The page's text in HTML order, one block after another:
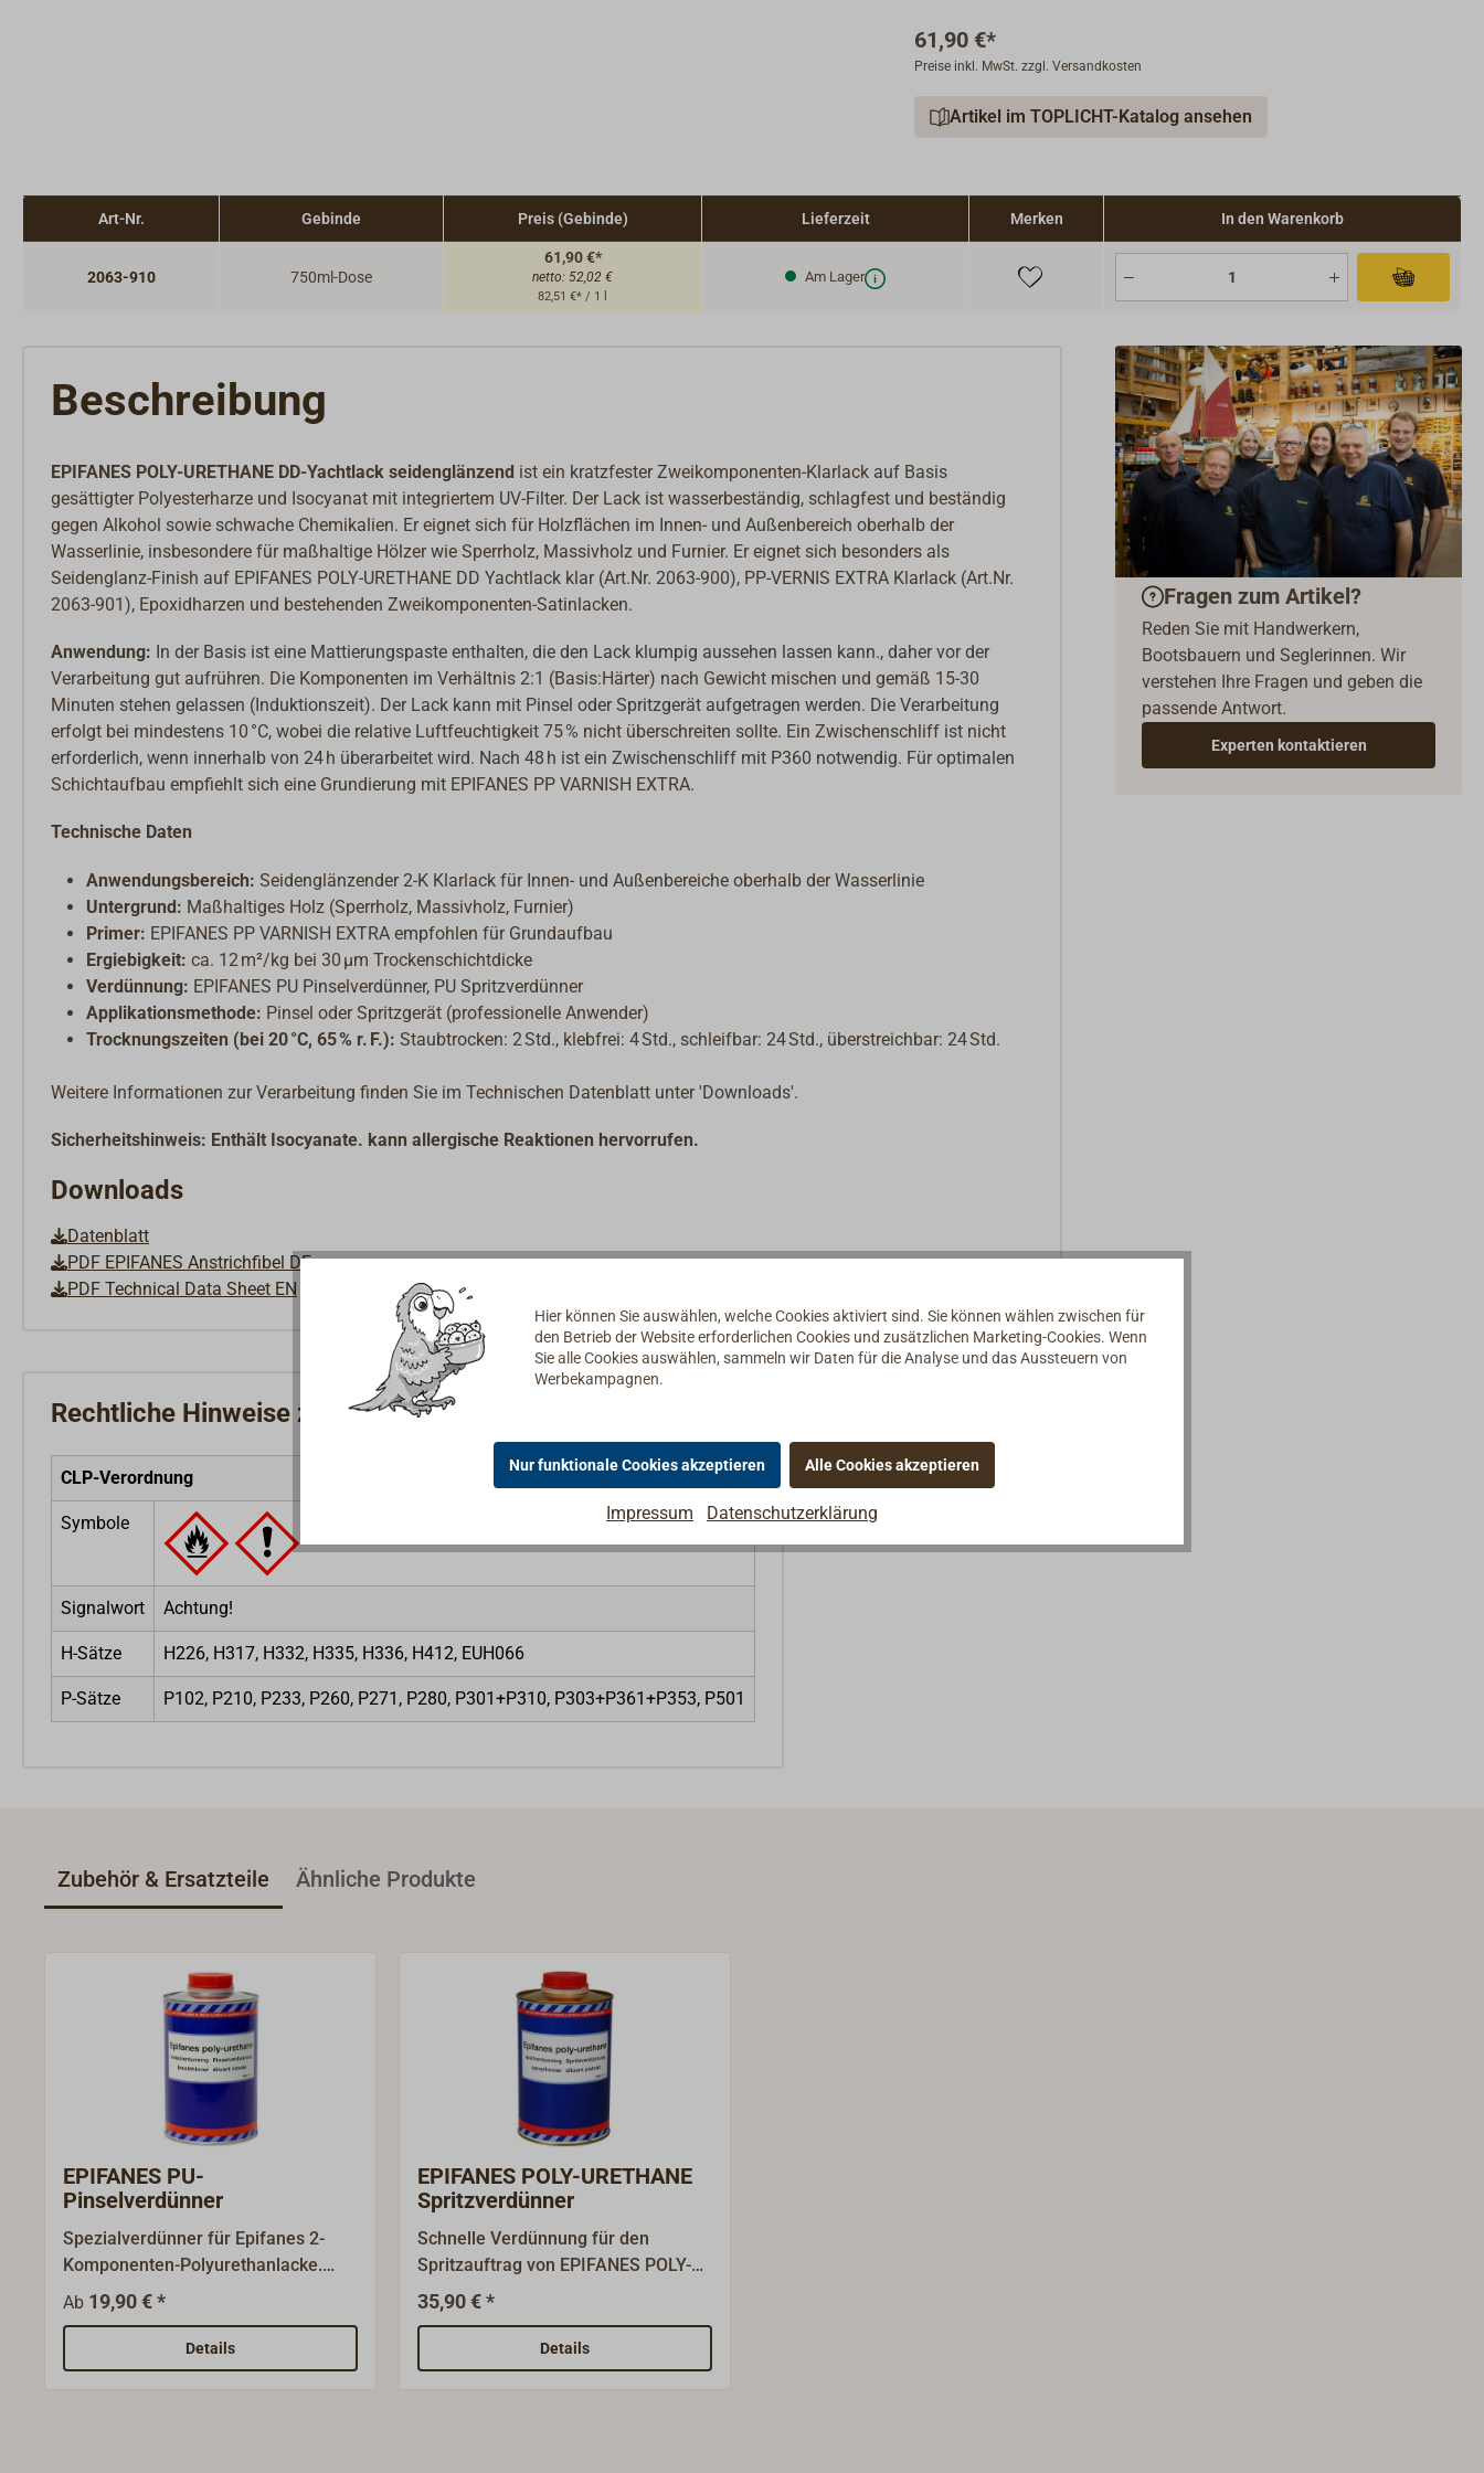
61,90 €*
Preise inkl. MwSt. zzgl. Versandkosten
Artikel im TOPLICHT-Katalog ansehen
Art-Nr. Gebinde Preis (Gebinde) Lieferzeit Merken In den Warenkorb
2063-910 750ml-Dose
61,90 €*
netto: 52,02 €
82,51 €* / 1 l
Am Lager
Beschreibung
EPIFANES POLY-URETHANE DD-Yachtlack seidenglänzend ist ein kratzfester Zweikomponenten-Klarlack auf Basis
gesättigter Polyesterharze und Isocyanat mit integriertem UV-Filter. Der Lack ist wasserbeständig, schlagfest und beständig
gegen Alkohol sowie schwache Chemikalien. Er eignet sich für Holzflächen im Innen- und Außenbereich oberhalb der
Wasserlinie, insbesondere für maßhaltige Hölzer wie Sperrholz, Massivholz und Furnier. Er eignet sich besonders als
Seidenglanz-Finish auf EPIFANES POLY-URETHANE DD Yachtlack klar (Art.Nr. 2063-900), PP-VERNIS EXTRA Klarlack (Art.Nr.
2063-901), Epoxidharzen und bestehenden Zweikomponenten-Satinlacken.
Anwendung: In der Basis ist eine Mattierungspaste enthalten, die den Lack klumpig aussehen lassen kann., daher vor der
Verarbeitung gut aufrühren. Die Komponenten im Verhältnis 2:1 (Basis:Härter) nach Gewicht mischen und gemäß 15-30
Minuten stehen gelassen (Induktionszeit). Der Lack kann mit Pinsel oder Spritzgerät aufgetragen werden. Die Verarbeitung
erfolgt bei mindestens 10 °C, wobei die relative Luftfeuchtigkeit 75 % nicht überschreiten sollte. Ein Zwischenschliff ist nicht
erforderlich, wenn innerhalb von 24 h überarbeitet wird. Nach 48 h ist ein Zwischenschliff mit P360 notwendig. Für optimalen
Schichtaufbau empfiehlt sich eine Grundierung mit EPIFANES PP VARNISH EXTRA.
Technische Daten
Anwendungsbereich: Seidenglänzender 2-K Klarlack für Innen- und Außenbereiche oberhalb der Wasserlinie
Untergrund: Maßhaltiges Holz (Sperrholz, Massivholz, Furnier)
Primer: EPIFANES PP VARNISH EXTRA empfohlen für Grundaufbau
Ergiebigkeit: ca. 12 m²/kg bei 30 µm Trockenschichtdicke
Verdünnung: EPIFANES PU Pinselverdünner, PU Spritzverdünner
Applikationsmethode: Pinsel oder Spritzgerät (professionelle Anwender)
Trocknungszeiten (bei 20 °C, 65 % r. F.): Staubtrocken: 2 Std., klebfrei: 4 Std., schleifbar: 24 Std., überstreichbar: 24 Std.
Weitere Informationen zur Verarbeitung finden Sie im Technischen Datenblatt unter 'Downloads'.
Sicherheitshinweis: Enthält Isocyanate. kann allergische Reaktionen hervorrufen.
Downloads
Datenblatt
PDF EPIFANES Anstrichfibel DE
PDF Technical Data Sheet EN
Fragen zum Artikel?
Reden Sie mit Handwerkern,
Bootsbauern und Seglerinnen. Wir
verstehen Ihre Fragen und geben die
passende Antwort.
Experten kontaktieren
Rechtliche Hinweise zum Produkt
CLP-Verordnung
Symbole
Signalwort Achtung!
H-Sätze H226, H317, H332, H335, H336, H412, EUH066
P-Sätze P102, P210, P233, P260, P271, P280, P301+P310, P303+P361+P353, P501
Zubehör & Ersatzteile Ähnliche Produkte
EPIFANES PU-
Pinselverdünner
Spezialverdünner für Epifanes 2-
Komponenten-Polyurethanlacke.
Entwickelt für den Einsatz bei
höheren Umgebungstemperaturen,
um die Trocknungsgeschwindigkeit
zu verzögern und ein gleichmäßiges
Ab 19,90 € *
Details
EPIFANES POLY-URETHANE
Spritzverdünner
Schnelle Verdünnung für den
Spritzauftrag von EPIFANES POLY-
URETHANE DD-Yachtlack.
35,90 € *
Details
Hier können Sie auswählen, welche Cookies aktiviert sind. Sie können wählen zwischen für
den Betrieb der Website erforderlichen Cookies und zusätzlichen Marketing-Cookies. Wenn
Sie alle Cookies auswählen, sammeln wir Daten für die Analyse und das Aussteuern von
Werbekampagnen.
Nur funktionale Cookies akzeptieren Alle Cookies akzeptieren
Impressum Datenschutzerklärung